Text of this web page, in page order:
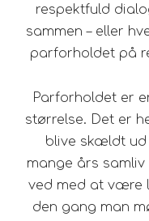
respektfuld
sammen – eller
parforholdet på
Parforholdet er
størrelse. Det er
blive skældt ud
mange års
ved med at være
den gang man